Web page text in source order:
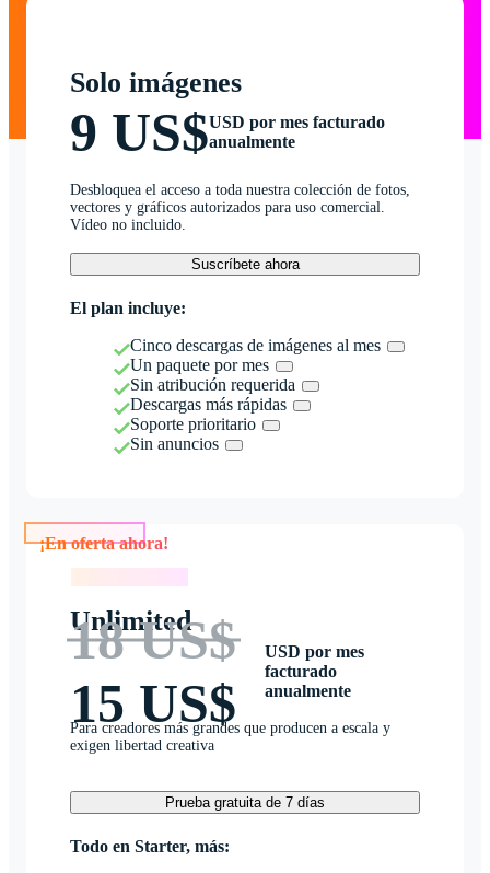
Solo imágenes
9 US$USD por mes facturado
anualmente
Desbloquea el acceso a toda nuestra colección de fotos,
vectores y gráficos autorizados para uso comercial.
Vídeo no incluido.
Suscríbete ahora
El plan incluye:
Cinco descargas de imágenes al mes
Un paquete por mes
Sin atribución requerida
Descargas más rápidas
Soporte prioritario
Sin anuncios
Unlimited
18 US$
15 US$
USD por mes
facturado
anualmente
Para creadores más grandes que producen a escala y
exigen libertad creativa
Prueba gratuita de 7 días
Todo en Starter, más: